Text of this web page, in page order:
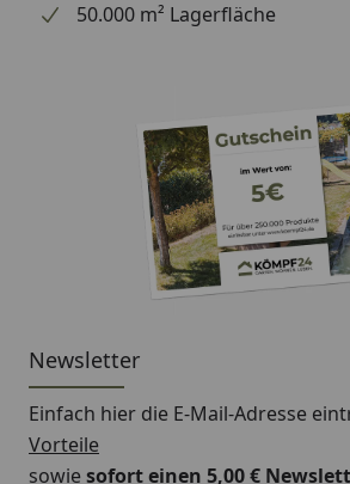
50.000 m² Lagerfläche
Newsletter
Einfach hier die E-Mail-Adresse
Vorteile
sowiesofort einen 5,00 €